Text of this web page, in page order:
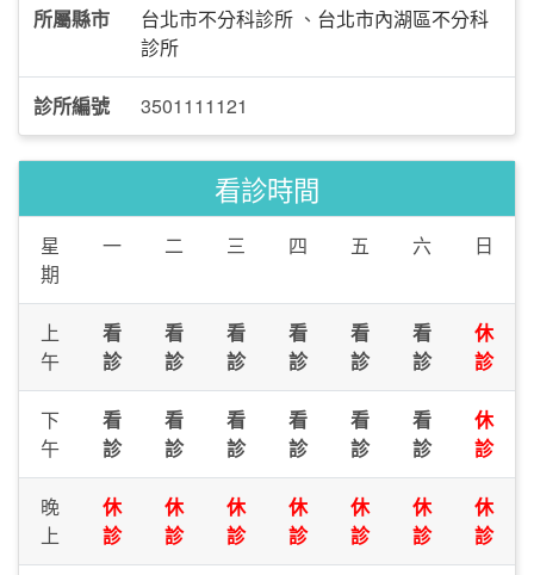
所屬縣市 台北市不分科診所 、 台北市內湖區不分科
診所
診所編號 3501111121
看診時間
星
期
一 二 三 四 五 六 日
上
午
看
診
看
診
看
診
看
診
看
診
看
診
休
診
下
午
看
診
看
診
看
診
看
診
看
診
看
診
休
診
晚
上
休
診
休
診
休
診
休
診
休
診
休
診
休
診